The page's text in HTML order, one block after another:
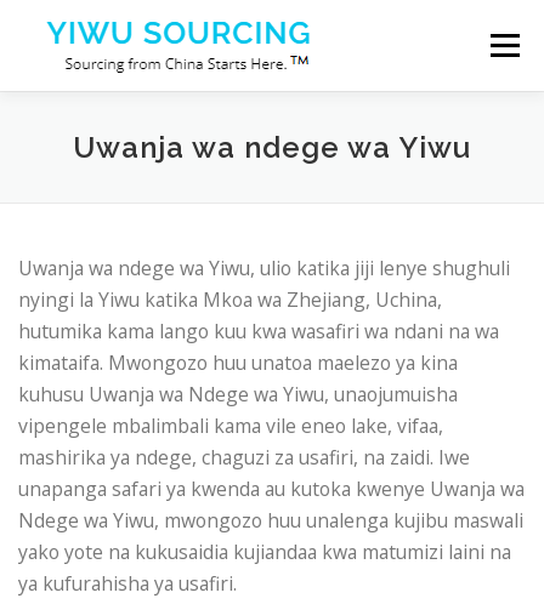
Skip to content
Menu
Huduma Mji wa Yiwu Kuhusu sisi
Uwanja wa ndege wa Yiwu
Uwanja wa ndege wa Yiwu, ulio katika jiji lenye shughuli
nyingi la Yiwu katika Mkoa wa Zhejiang, Uchina,
hutumika kama lango kuu kwa wasafiri wa ndani na wa
kimataifa. Mwongozo huu unatoa maelezo ya kina
kuhusu Uwanja wa Ndege wa Yiwu, unaojumuisha
vipengele mbalimbali kama vile eneo lake, vifaa,
mashirika ya ndege, chaguzi za usafiri, na zaidi. Iwe
unapanga safari ya kwenda au kutoka kwenye Uwanja wa
Ndege wa Yiwu, mwongozo huu unalenga kujibu maswali
yako yote na kukusaidia kujiandaa kwa matumizi laini na
ya kufurahisha ya usafiri.